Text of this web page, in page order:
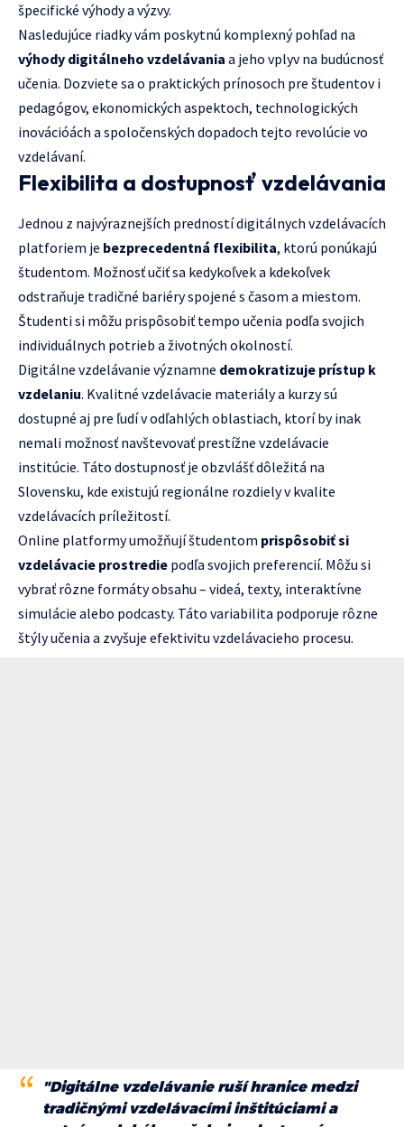
špecifické výhody a výzvy.
Nasledujúce riadky vám poskytnú komplexný pohľad na
výhody digitálneho vzdelávania a jeho vplyv na budúcnosť
učenia. Dozviete sa o praktických prínosoch pre študentov i
pedagógov, ekonomických aspektoch, technologických
inovációách a spoločenských dopadoch tejto revolúcie vo
vzdelávaní.
Flexibilita a dostupnosť vzdelávania
Jednou z najvýraznejších predností digitálnych vzdelávacích
platforiem je bezprecedentná flexibilita, ktorú ponúkajú
študentom. Možnosť učiť sa kedykoľvek a kdekoľvek
odstraňuje tradičné bariéry spojené s časom a miestom.
Študenti si môžu prispôsobiť tempo učenia podľa svojich
individuálnych potrieb a životných okolností.
Digitálne vzdelávanie významne demokratizuje prístup k
vzdelaniu. Kvalitné vzdelávacie materiály a kurzy sú
dostupné aj pre ľudí v odľahlých oblastiach, ktorí by inak
nemali možnosť navštevovať prestížne vzdelávacie
institúcie. Táto dostupnosť je obzvlášť dôležitá na
Slovensku, kde existujú regionálne rozdiely v kvalite
vzdelávacích príležitostí.
Online platformy umožňují študentom prispôsobiť si
vzdelávacie prostredie podľa svojich preferencií. Môžu si
vybrať rôzne formáty obsahu – videá, texty, interaktívne
simulácie alebo podcasty. Táto variabilita podporuje rôzne
štýly učenia a zvyšuje efektivitu vzdelávacieho procesu.
"Digitálne vzdelávanie ruší hranice medzi
tradičnými vzdelávacími inštitúciami a